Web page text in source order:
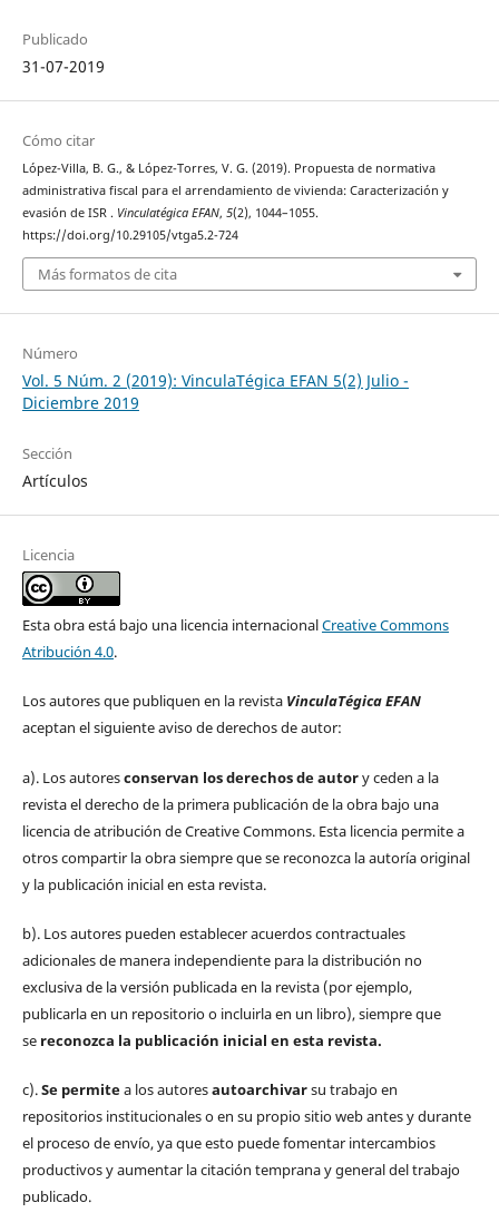
Publicado
31-07-2019
Cómo citar
López-Villa, B. G., & López-Torres, V. G. (2019). Propuesta de normativa
administrativa fiscal para el arrendamiento de vivienda: Caracterización y
evasión de ISR . Vinculatégica EFAN, 5(2), 1044–1055.
https://doi.org/10.29105/vtga5.2-724
Más formatos de cita
Número
Vol. 5 Núm. 2 (2019): VinculaTégica EFAN 5(2) Julio -
Diciembre 2019
Sección
Artículos
Licencia
Esta obra está bajo una licencia internacionalCreative Commons
Atribución 4.0.
Los autores que publiquen en la revista VinculaTégica EFAN
aceptan el siguiente aviso de derechos de autor:
a). Los autoresconservan los derechos de autory ceden a la
revista el derecho de la primera publicación de la obra bajo una
licencia de atribución de Creative Commons. Esta licencia permite a
otros compartir la obra siempre que se reconozca la autoría original
y la publicación inicial en esta revista.
b). Los autores pueden establecer acuerdos contractuales
adicionales de manera independiente para la distribución no
exclusiva de la versión publicada en la revista (por ejemplo,
publicarla en un repositorio o incluirla en un libro), siempre que
sereconozca la publicación inicial en esta revista.
c).Se permitea los autoresautoarchivarsu trabajo en
repositorios institucionales o en su propio sitio web antes y durante
el proceso de envío, ya que esto puede fomentar intercambios
productivos y aumentar la citación temprana y general del trabajo
publicado.